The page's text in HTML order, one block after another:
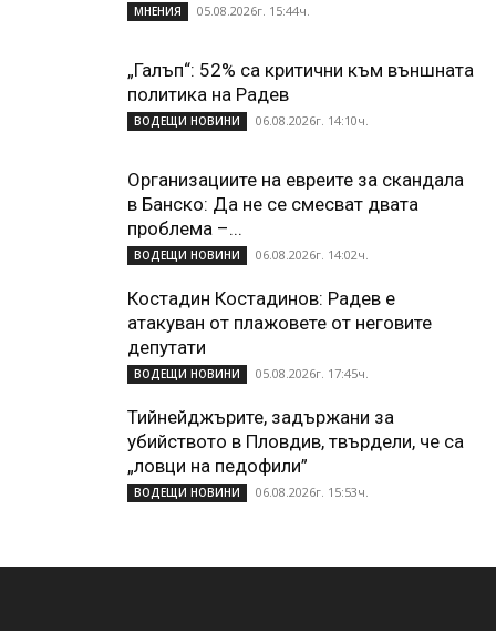
МНЕНИЯ 05.08.2026г. 15:44ч.
„Галъп“: 52% са критични към външната
политика на Радев
ВОДЕЩИ НОВИНИ 06.08.2026г. 14:10ч.
Организациите на евреите за скандала
в Банско: Да не се смесват двата
проблема –...
ВОДЕЩИ НОВИНИ 06.08.2026г. 14:02ч.
Костадин Костадинов: Радев е
атакуван от плажoвете от неговите
депутати
ВОДЕЩИ НОВИНИ 05.08.2026г. 17:45ч.
Тийнейджърите, задържани за
убийството в Пловдив, твърдели, че са
„ловци на педофили”
ВОДЕЩИ НОВИНИ 06.08.2026г. 15:53ч.